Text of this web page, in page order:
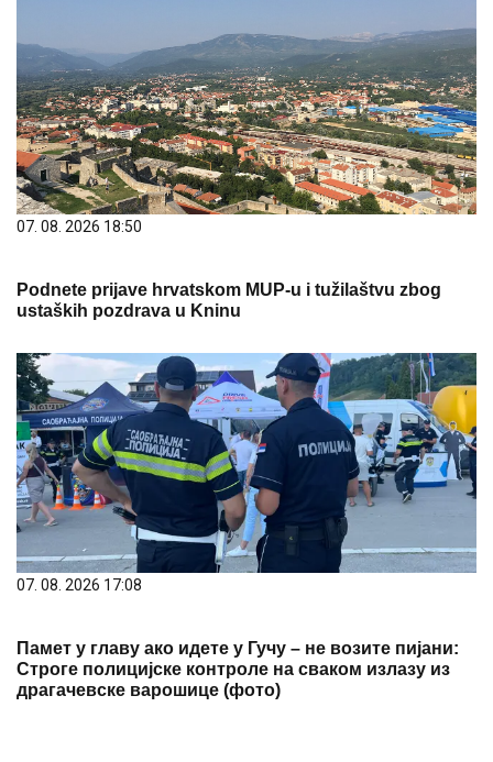
07. 08. 2026 18:50
Podnete prijave hrvatskom MUP-u i tužilaštvu zbog
ustaških pozdrava u Kninu
07. 08. 2026 17:08
Памет у главу ако идете у Гучу – не возите пијани:
Строге полицијске контроле на сваком излазу из
драгачевске варошице (фото)